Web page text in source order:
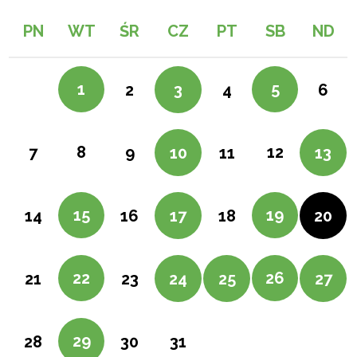
PN WT ŚR CZ PT SB ND
1 2 3 4 5 6
7 8 9 10 11 12 13
14 15 16 17 18 19 20
21 22 23 24 25 26 27
28 29 30 31